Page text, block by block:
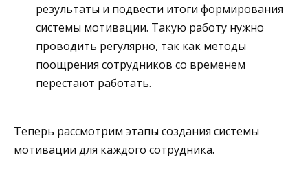
результаты и подвести итоги формирования
системы мотивации. Такую работу нужно
проводить регулярно, так как методы
поощрения сотрудников со временем
перестают работать.
Теперь рассмотрим этапы создания системы
мотивации для каждого сотрудника.